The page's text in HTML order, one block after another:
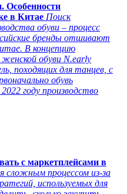
Особенности
в Китае Поиск
обуви – процесс
бренды отшивают
В концепцию
женской обуви N.early
походящих для танцев, с
обувь
году производство
с маркетплейсами в
сложным процессом из-за
используемых для